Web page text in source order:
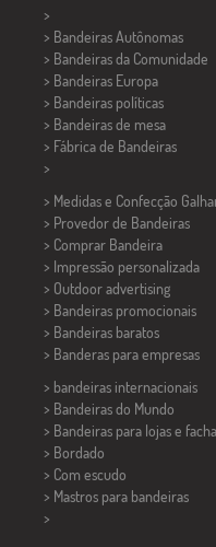
>
> Bandeiras Autônomas
> Bandeiras da Comunidade
> Bandeiras Europa
> Bandeiras políticas
> Bandeiras de mesa
> Fábrica de Bandeiras
>
> Medidas e Confecção
> Provedor de Bandeiras
> Comprar Bandeira
> Impressão personalizada
> Outdoor advertising
> Bandeiras promocionais
> Bandeiras baratos
> Banderas para empresas
> bandeiras internacionais
> Bandeiras do Mundo
> Bandeiras para lojas e
> Bordado
> Com escudo
> Mastros para bandeiras
>